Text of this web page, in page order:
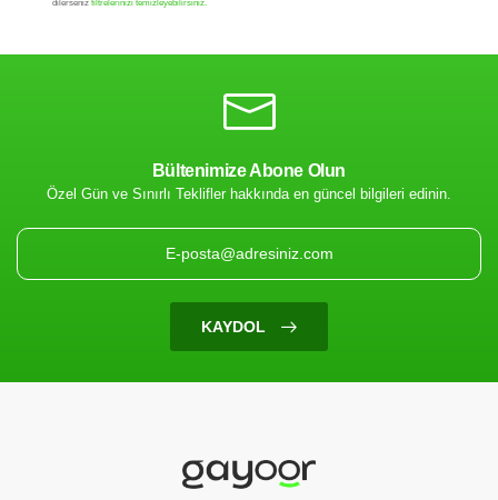
Filtrenize Uygun
Ürün Bulunamadı
Bültenimize Abone Olun
Özel Gün ve Sınırlı Teklifler hakkında en güncel bilgileri edinin.
KAYDOL